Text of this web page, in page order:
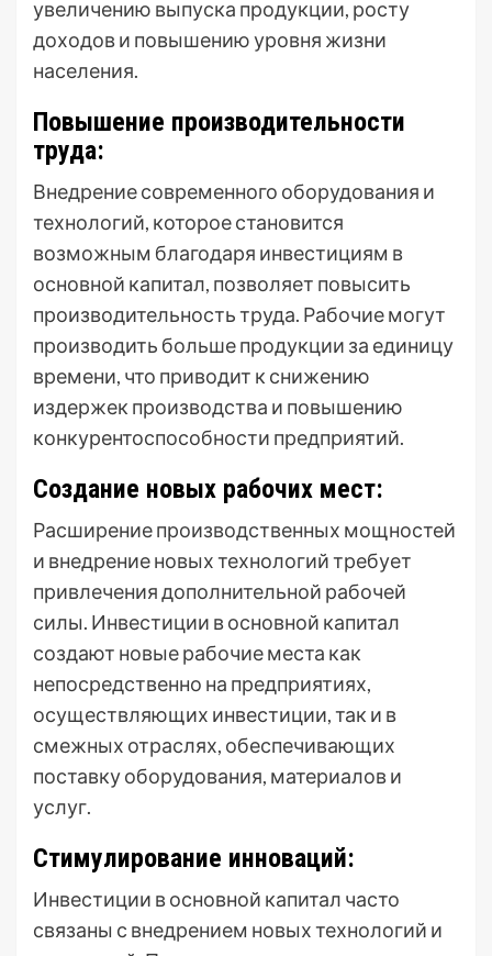
увеличению выпуска продукции, росту
доходов и повышению уровня жизни
населения.
Повышение производительности
труда:
Внедрение современного оборудования и
технологий, которое становится
возможным благодаря инвестициям в
основной капитал, позволяет повысить
производительность труда. Рабочие могут
производить больше продукции за единицу
времени, что приводит к снижению
издержек производства и повышению
конкурентоспособности предприятий.
Создание новых рабочих мест:
Расширение производственных мощностей
и внедрение новых технологий требует
привлечения дополнительной рабочей
силы. Инвестиции в основной капитал
создают новые рабочие места как
непосредственно на предприятиях,
осуществляющих инвестиции, так и в
смежных отраслях, обеспечивающих
поставку оборудования, материалов и
услуг.
Стимулирование инноваций:
Инвестиции в основной капитал часто
связаны с внедрением новых технологий и